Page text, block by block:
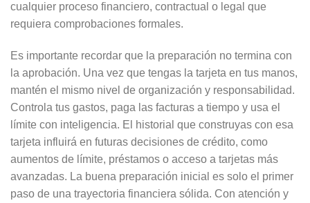
cualquier proceso financiero, contractual o legal que
requiera comprobaciones formales.
Es importante recordar que la preparación no termina con
la aprobación. Una vez que tengas la tarjeta en tus manos,
mantén el mismo nivel de organización y responsabilidad.
Controla tus gastos, paga las facturas a tiempo y usa el
límite con inteligencia. El historial que construyas con esa
tarjeta influirá en futuras decisiones de crédito, como
aumentos de límite, préstamos o acceso a tarjetas más
avanzadas. La buena preparación inicial es solo el primer
paso de una trayectoria financiera sólida. Con atención y